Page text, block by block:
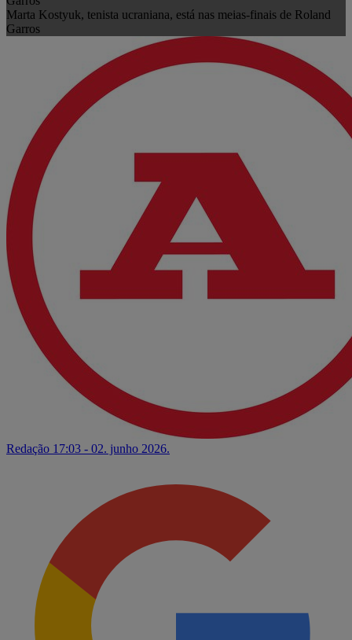
Marta Kostyuk, tenista ucraniana, está nas meias-finais de Roland
Garros
Redação 17:03 - 02. junho 2026.